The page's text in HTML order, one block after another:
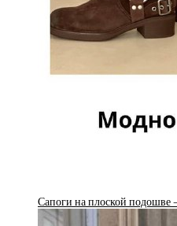
Сапоги на плоской подошве